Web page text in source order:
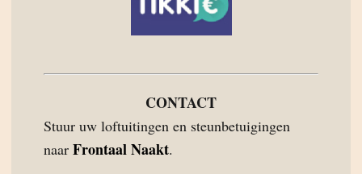
CONTACT
Stuur uw loftuitingen en steunbetuigingen
naar Frontaal Naakt.